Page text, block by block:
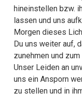
hineinstellen bzw.
lassen und uns
Morgen dieses
Du uns weiter auf,
zunehmen und
Unser Leiden an
uns ein Ansporn
zu stellen und in